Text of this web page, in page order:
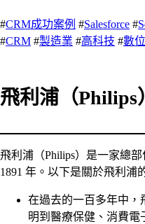
#CRM成功案例 #Salesforce #
#CRM #製造業 #高科技 #數
飛利浦（Philips
飛利浦（Philips）是一家總
1891 年。以下是關於飛利浦
在過去的一百多年中，
明到醫療保健、消費電